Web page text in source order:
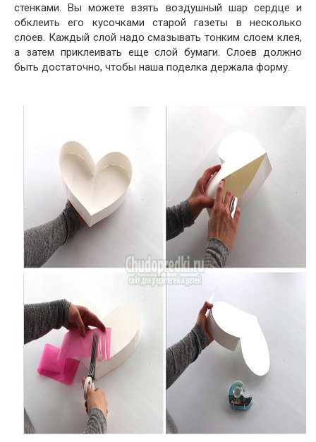
стенками. Вы можете взять воздушный шар сердце и
обклеить его кусочками старой газеты в несколько
слоев. Каждый слой надо смазывать тонким слоем клея,
а затем приклеивать еще слой бумаги. Слоев должно
быть достаточно, чтобы наша поделка держала форму.